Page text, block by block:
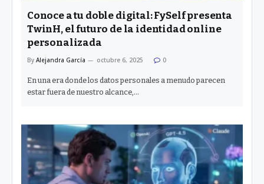
Conoce a tu doble digital: FySelf presenta
TwinH, el futuro de la identidad online
personalizada
By Alejandra García octubre 6, 2025 0
En una era donde los datos personales a menudo parecen
estar fuera de nuestro alcance,…